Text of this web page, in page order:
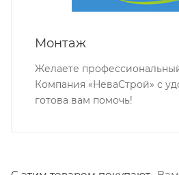
Монтаж
Желаете
Компания «НеваСтрой» с
готова вам помочь!